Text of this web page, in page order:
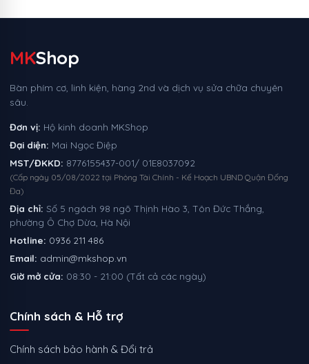
MKShop
Bàn phím cơ, linh kiện, hàng 2nd và dịch vụ sửa chữa chuyên
sâu.
Đơn vị: Hộ kinh doanh MKShop
Đại diện: Mai Ngọc Điệp
MST/ĐKKD: 8776155437-001/ 01E8037092
(Cấp ngày 05/08/2022 tại Phòng Tài Chính - Kế Hoạch UBND Quận Đống
Đa)
Địa chỉ: Số 5 ngách 98 ngõ Thịnh Hào 3, Tôn Đức Thắng,
phường Ô Chợ Dừa, Hà Nội
Hotline: 0936 211 486
Email: admin@mkshop.vn
Giờ mở cửa: 08:30 - 21:00 (Tất cả các ngày)
Chính sách & Hỗ trợ
Chính sách bảo hành & Đổi trả